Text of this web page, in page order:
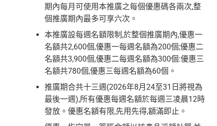
期內每月可使用本推廣之每個優惠碼各兩次,整
個推廣期內最多可享六次。
本推廣設每週名額限制,於整個推廣期內,優惠一
名額共2,600個,優惠一每週名額為200個;優惠二
名額共3,900個,優惠二每週名額為300個:優惠三
名額共780個,優惠三每週名額為60個。
推廣期合共十三週(2026年8月24至31日將視為
最後一週),所有優惠每週名額於每週三凌晨12時
發放。優惠名額有限,先用先得,額滿即止。